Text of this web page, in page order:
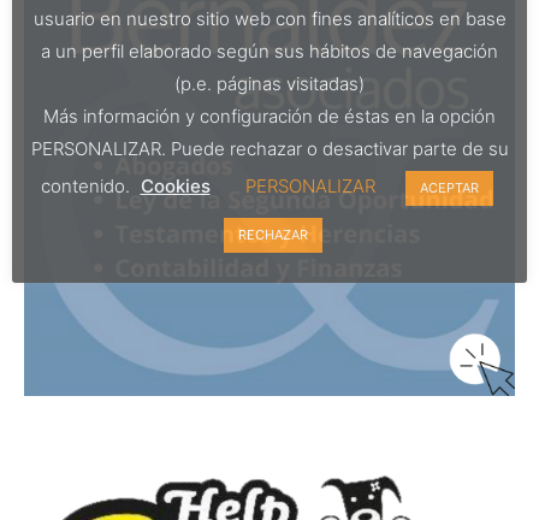
usuario en nuestro sitio web con fines analíticos en base
a un perfil elaborado según sus hábitos de navegación
(p.e. páginas visitadas)
Más información y configuración de éstas en la opción
PERSONALIZAR. Puede rechazar o desactivar parte de su
contenido. Cookies PERSONALIZAR ACEPTAR
RECHAZAR